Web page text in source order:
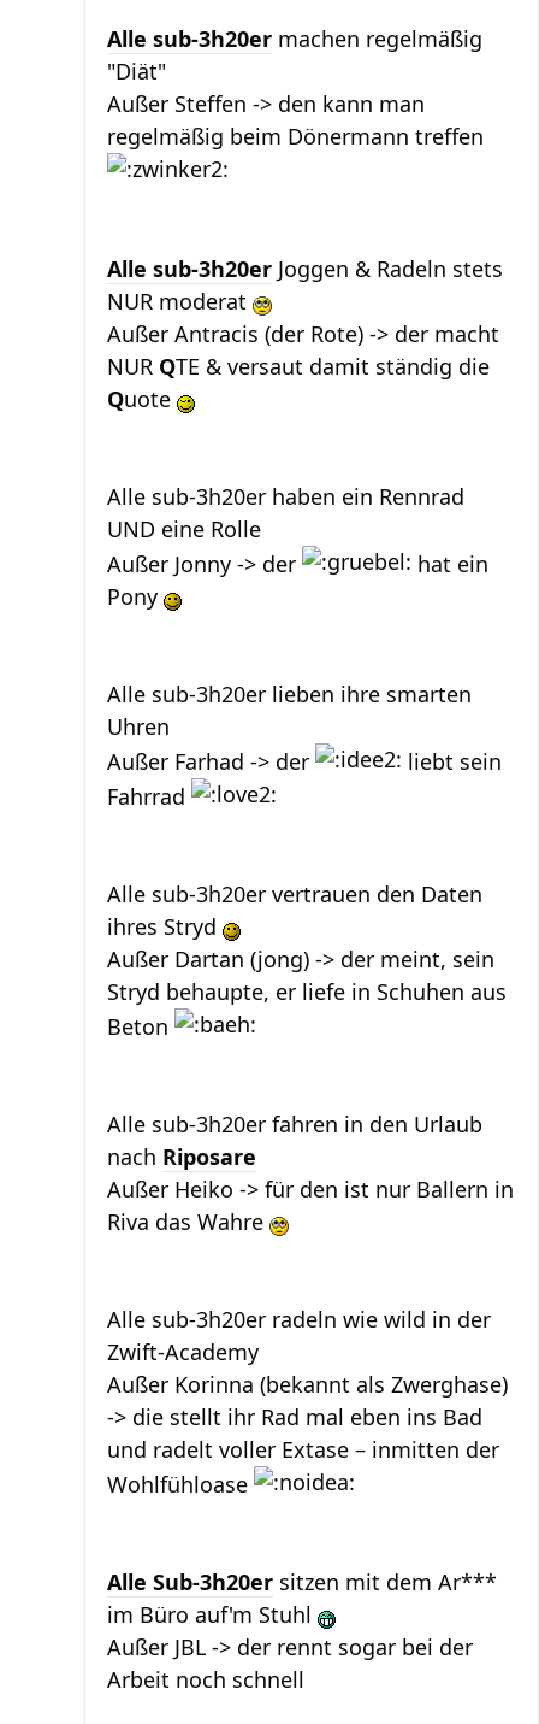
Alle sub-3h20er machen regelmäßig
"Diät"
Außer Steffen -> den kann man
regelmäßig beim Dönermann treffen
Alle sub-3h20er Joggen & Radeln stets
NUR moderat
Außer Antracis (der Rote) -> der macht
NUR QTE & versaut damit ständig die
Quote
Alle sub-3h20er haben ein Rennrad
UND eine Rolle
Außer Jonny -> der
hat ein
Pony
Alle sub-3h20er lieben ihre smarten
Uhren
Außer Farhad -> der
liebt sein
Fahrrad
Alle sub-3h20er vertrauen den Daten
ihres Stryd
Außer Dartan (jong) -> der meint, sein
Stryd behaupte, er liefe in Schuhen aus
Beton
Alle sub-3h20er fahren in den Urlaub
nach Riposare
Außer Heiko -> für den ist nur Ballern in
Riva das Wahre
Alle sub-3h20er radeln wie wild in der
Zwift-Academy
Außer Korinna (bekannt als Zwerghase)
-> die stellt ihr Rad mal eben ins Bad
und radelt voller Extase – inmitten der
Wohlfühloase
Alle Sub-3h20er sitzen mit dem Ar***
im Büro auf'm Stuhl
Außer JBL -> der rennt sogar bei der
Arbeit noch schnell